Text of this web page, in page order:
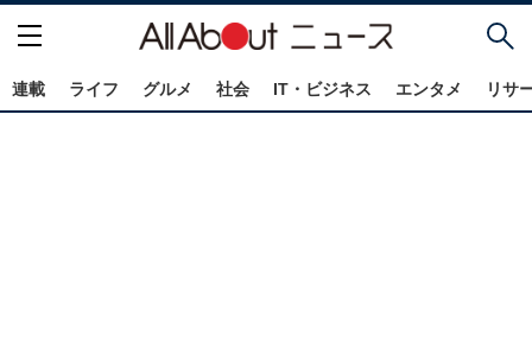
連載 ライフ グルメ 社会 IT・ビジネス エンタメ リサ